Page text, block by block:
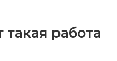
такая работа